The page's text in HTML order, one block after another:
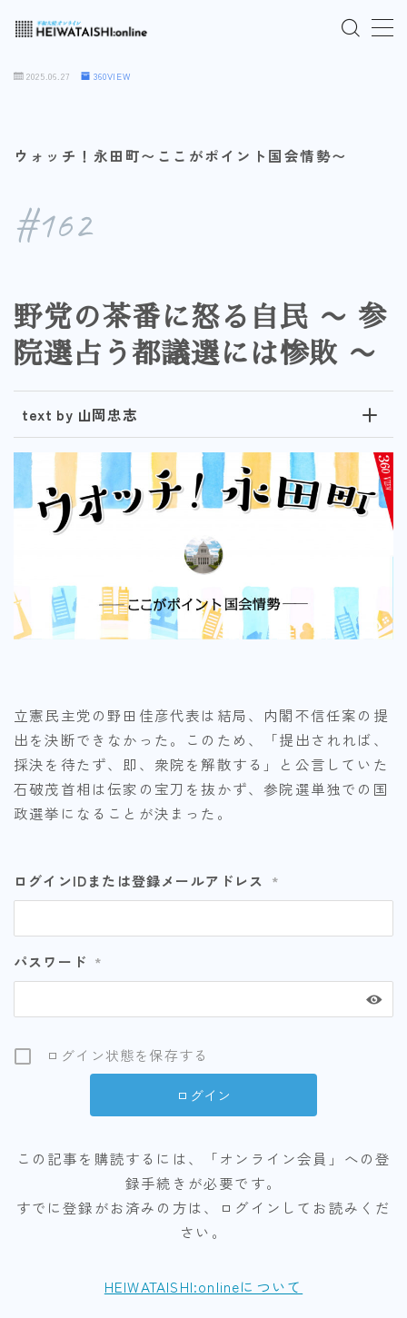
「HEIWATAISHI:online」について
よくあるご質問
2025.06.27 360VIEW
ウォッチ！永田町〜ここがポイント国会情勢〜
#162
野党の茶番に怒る自民 〜 参
院選占う都議選には惨敗 〜
text by 山岡忠志
立憲民主党の野田佳彦代表は結局、内閣不信任案の提
出を決断できなかった。このため、「提出されれば、
採決を待たず、即、衆院を解散する」と公言していた
石破茂首相は伝家の宝刀を抜かず、参院選単独での国
政選挙になることが決まった。
ログインIDまたは登録メールアドレス *
パスワード *
ログイン状態を保存する
この記事を購読するには、「オンライン会員」への登
録手続きが必要です。
すでに登録がお済みの方は、ログインしてお読みくだ
さい。
HEIWATAISHI:onlineについて